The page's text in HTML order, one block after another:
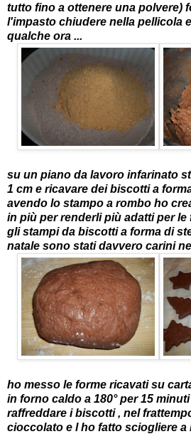
tutto fino a ottenere una polvere)
l'impasto chiudere nella pellicola
qualche ora ...
su un piano da lavoro infarinato
1 cm e ricavare dei biscotti a
avendo lo stampo a rombo ho
in più per renderli più adatti per
gli stampi da biscotti a forma di
natale sono stati davvero carini
ho messo le forme ricavati su
in forno caldo a 180° per 15
raffreddare i biscotti , nel
cioccolato e l ho fatto sciogliere a